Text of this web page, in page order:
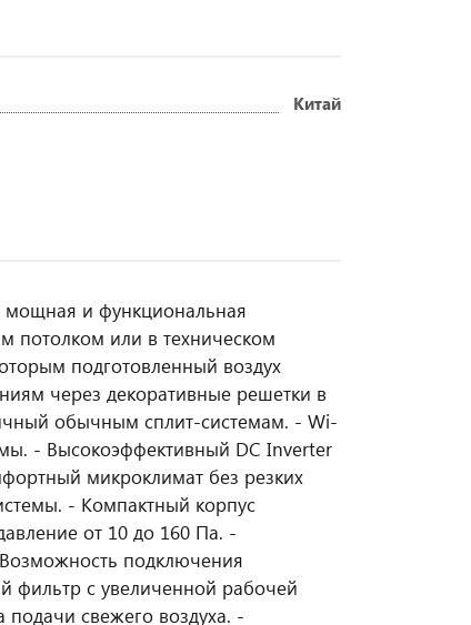
Китай
мощная и функциональная
потолком или в техническом
подготовленный воздух
через декоративные решетки в
обычным сплит-системам. - Wi-
- Высокоэффективный DC Inverter
микроклимат без резких
- Компактный корпус
от 10 до 160 Па. -
подключения
фильтр с увеличенной рабочей
свежего воздуха. -